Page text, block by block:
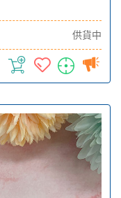
供貨中